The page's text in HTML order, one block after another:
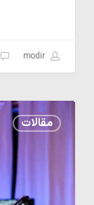
مقالات
وسایل
مورد
هنگام
ضبط